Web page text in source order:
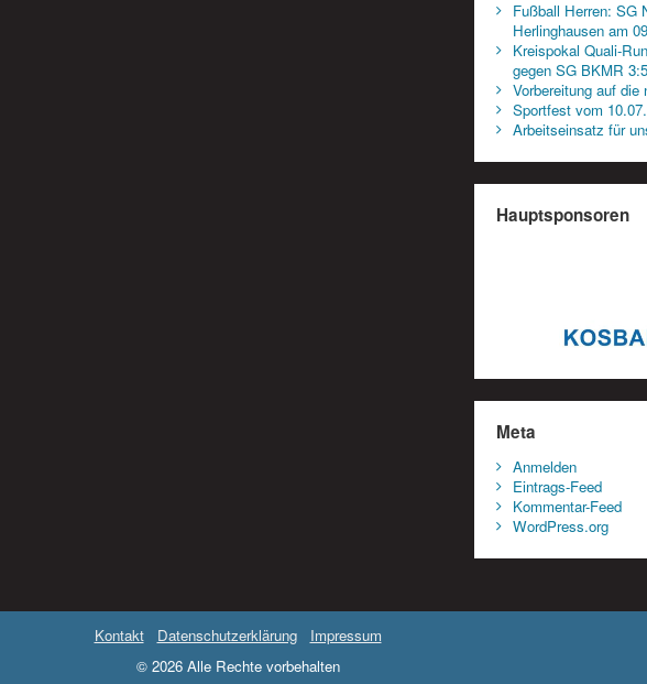
Fußball Herren: SG
Herlinghausen am
Kreispokal Quali-
gegen SG BKMR
Vorbereitung auf die
Sportfest vom
Arbeitseinsatz für
Hauptsponsoren
Meta
Anmelden
Eintrags-Feed
Kommentar-Feed
WordPress.org
Kontakt Datenschutzerklärung
Impressum
© 2026 Alle Rechte vorbehalten